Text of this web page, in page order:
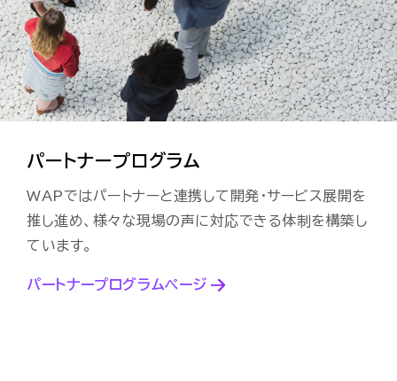
パートナープログラム
WAPではパートナーと連携して開発・サービス展開を
推し進め、 様々な現場の声に対応できる体制を構築し
ています。
パートナープログラムページ